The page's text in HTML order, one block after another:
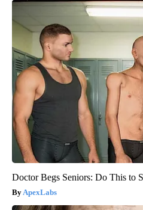
Doctor Begs Seniors: Do This to
ApexLabs